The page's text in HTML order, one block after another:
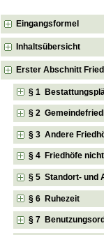
Eingangsformel
Inhaltsübersicht
Erster Abschnitt
§ 1
§ 2
§ 3 Andere
§ 4 Friedhöfe
§ 5 Standort- und
§ 6 Ruhezeit
§ 7